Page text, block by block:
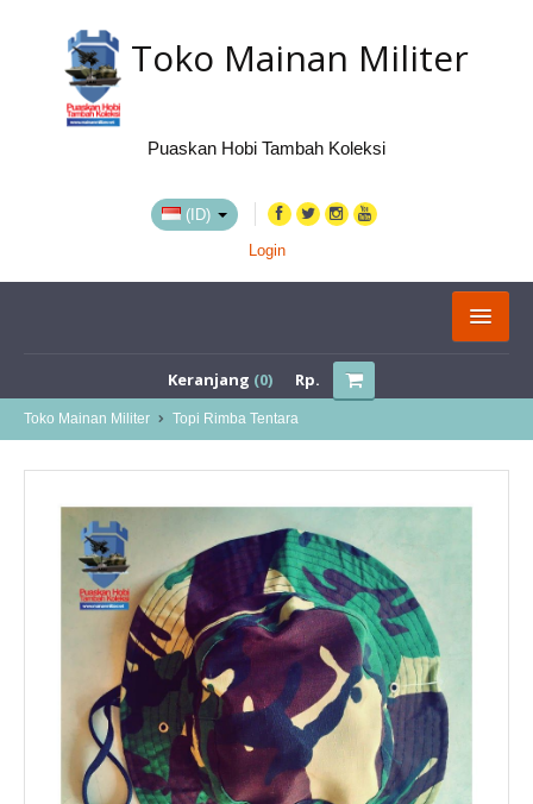
Toko Mainan Militer
Puaskan Hobi Tambah Koleksi
(ID)
Login
BELI VIA MARKETPLACE
TENTANG KAMI
LOKASI
KOMUNITAS
KONTAK KAMI
Keranjang (0) Rp.
Toko Mainan Militer Topi Rimba Tentara